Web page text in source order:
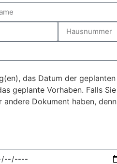
das Datum der geplanten
geplante Vorhaben. Falls Sie
andere Dokument haben, denn